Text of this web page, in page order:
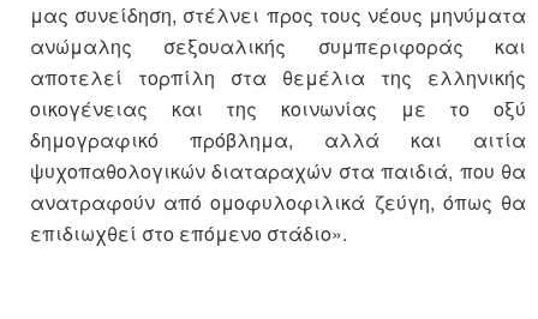
μας συνείδηση, στέλνει προς τους νέους μηνύματα
ανώμαλης σεξουαλικής συμπεριφοράς και
αποτελεί τορπίλη στα θεμέλια της ελληνικής
οικογένειας και της κοινωνίας με το οξύ
δημογραφικό πρόβλημα, αλλά και αιτία
ψυχοπαθολογικών διαταραχών στα παιδιά, που θα
ανατραφούν από ομοφυλοφιλικά ζεύγη, όπως θα
επιδιωχθεί στο επόμενο στάδιο».